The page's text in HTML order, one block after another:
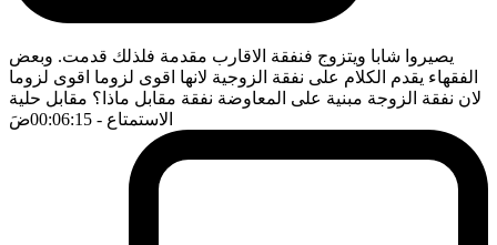
يصيروا شابا ويتزوج فنفقة الاقارب مقدمة فلذلك قدمت. وبعض
الفقهاء يقدم الكلام على نفقة الزوجية لانها اقوى لزوما اقوى لزوما
لان نفقة الزوجة مبنية على المعاوضة نفقة مقابل ماذا؟ مقابل حلية
الاستمتاع - 00:06:15 ضَ